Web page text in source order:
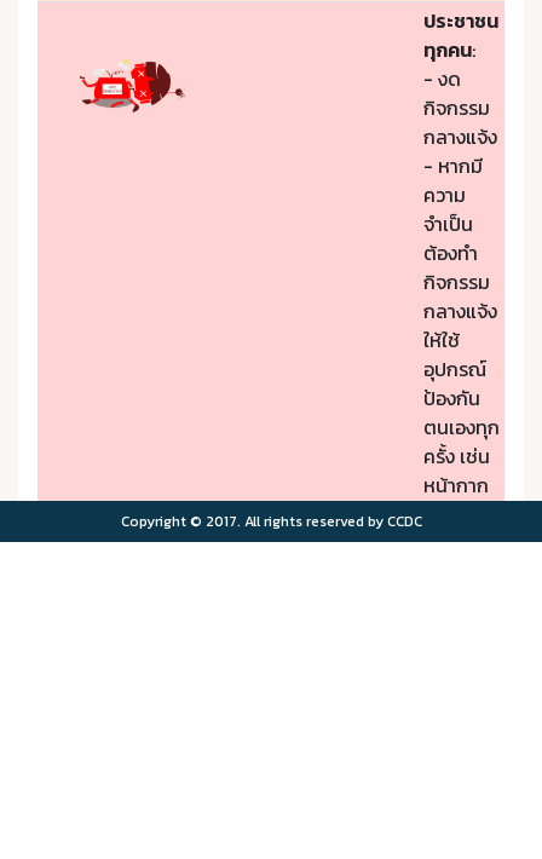
ประชาชน
ทุกคน:
- งด
กิจกรรม
กลางแจ้ง
- หากมี
ความ
จำเป็น
ต้องทำ
กิจกรรม
กลางแจ้ง
ให้ใช้
อุปกรณ์
ป้องกัน
ตนเองทุก
ครั้ง เช่น
หน้ากาก
PM2.5
Copyright © 2017. All rights reserved by CCDC